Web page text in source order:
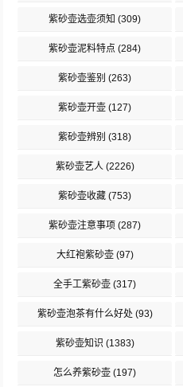
紫砂壶选壶须知 (309)
紫砂壶泥料特点 (284)
紫砂壶鉴别 (263)
紫砂壶开壶 (127)
紫砂壶辨别 (318)
紫砂壶艺人 (2226)
紫砂壶收藏 (753)
紫砂壶注意事项 (287)
大红袍紫砂壶(97)
全手工紫砂壶 (317)
紫砂壶泡茶有什么好处 (93)
紫砂壶知识 (1383)
怎么养紫砂壶 (197)